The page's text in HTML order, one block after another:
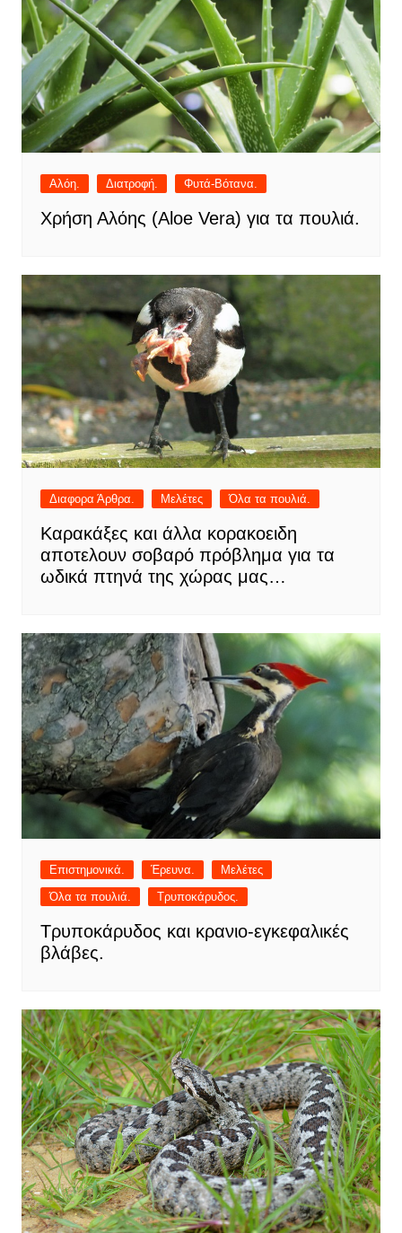
Αλόη. Διατροφή. Φυτά-Βότανα.
Χρήση Αλόης (Aloe Vera) για τα πουλιά.
Διαφορα Άρθρα. Μελέτες Όλα τα πουλιά.
Καρακάξες και άλλα κορακοειδη
αποτελουν σοβαρό πρόβλημα για τα
ωδικά πτηνά της χώρας μας…
Επιστημονικά. Έρευνα.
Μελέτες
Όλα τα πουλιά.
Τρυποκάρυδος.
Τρυποκάρυδος και κρανιο-εγκεφαλικές
βλάβες.